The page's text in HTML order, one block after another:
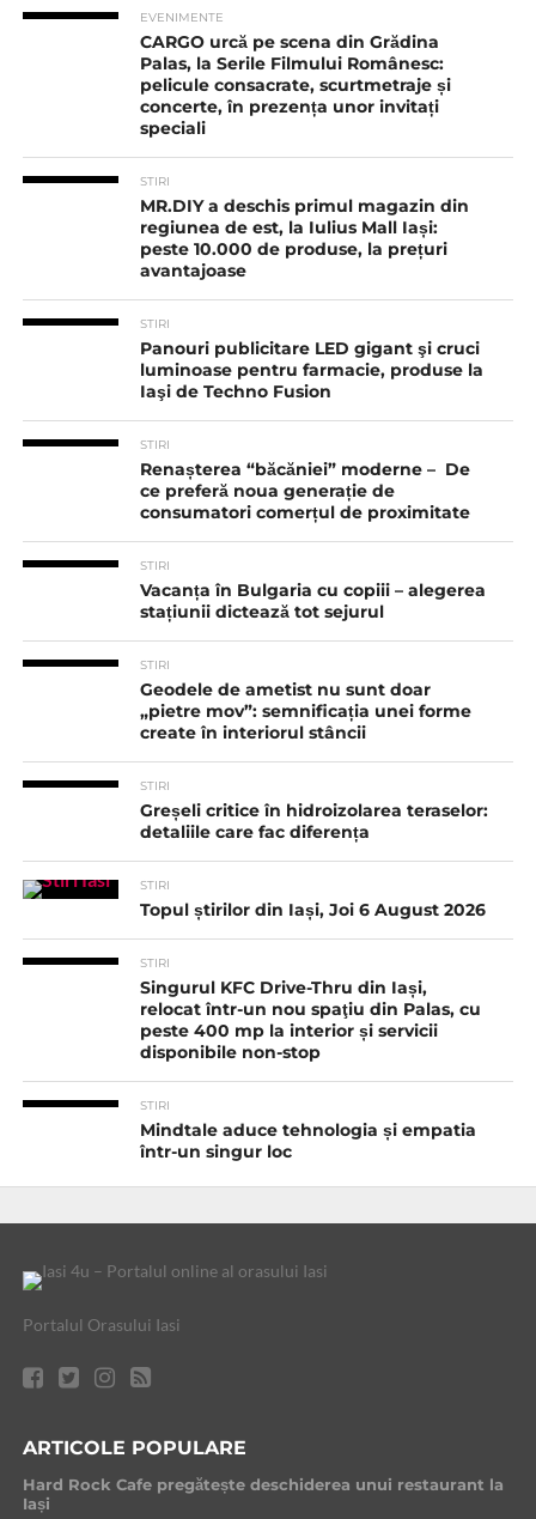
EVENIMENTE
CARGO urcă pe scena din Grădina
Palas, la Serile Filmului Românesc:
pelicule consacrate, scurtmetraje și
concerte, în prezența unor invitați
speciali
STIRI
MR.DIY a deschis primul magazin din
regiunea de est, la Iulius Mall Iași:
peste 10.000 de produse, la prețuri
avantajoase
STIRI
Panouri publicitare LED gigant şi cruci
luminoase pentru farmacie, produse la
Iaşi de Techno Fusion
STIRI
Renașterea “băcăniei” moderne – De
ce preferă noua generație de
consumatori comerțul de proximitate
STIRI
Vacanța în Bulgaria cu copiii – alegerea
stațiunii dictează tot sejurul
STIRI
Geodele de ametist nu sunt doar
„pietre mov”: semnificația unei forme
create în interiorul stâncii
STIRI
Greșeli critice în hidroizolarea teraselor:
detaliile care fac diferența
STIRI
Topul știrilor din Iași, Joi 6 August 2026
STIRI
Singurul KFC Drive-Thru din Iași,
relocat într-un nou spaţiu din Palas, cu
peste 400 mp la interior și servicii
disponibile non-stop
STIRI
Mindtale aduce tehnologia și empatia
într-un singur loc
Portalul Orasului Iasi
ARTICOLE POPULARE
Hard Rock Cafe pregătește deschiderea unui restaurant la
Iași